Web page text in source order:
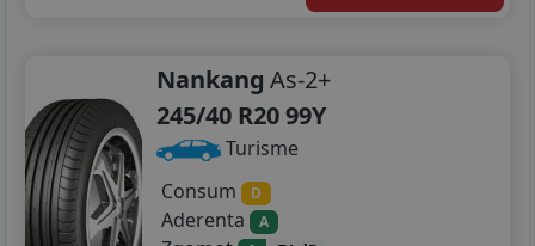
Nankang As-2+
245/40 R20 99Y
Turisme
Consum
D
Aderenta A